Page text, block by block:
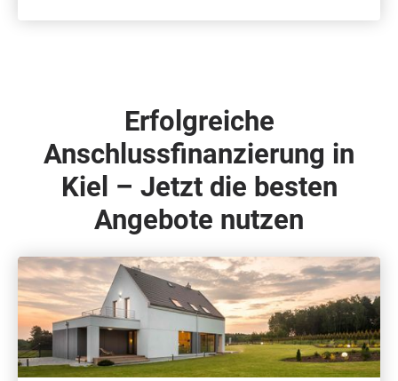
Erfolgreiche
Anschlussfinanzierung in
Kiel – Jetzt die besten
Angebote nutzen